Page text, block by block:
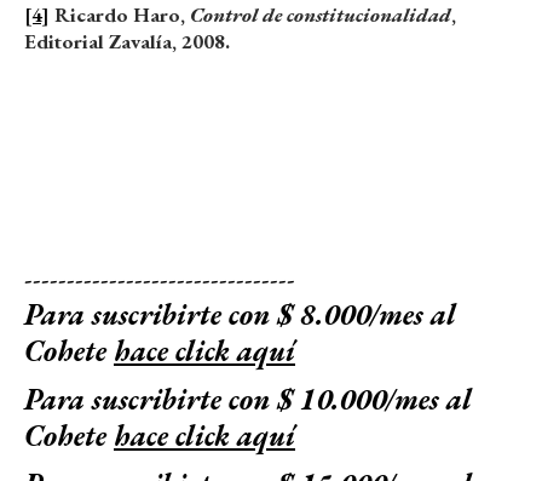
[4] Ricardo Haro, Control de constitucionalidad,
Editorial Zavalía, 2008.
--------------------------------
Para suscribirte con $ 8.000/mes al
Cohetehace click aquí
Para suscribirte con $ 10.000/mes al
Cohetehace click aquí